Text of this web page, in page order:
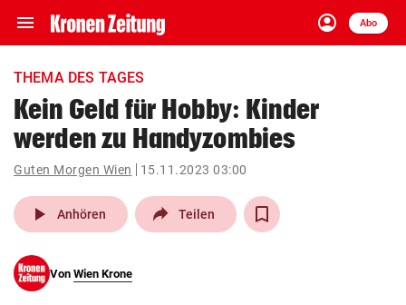
menu Navigation
ein-/ausklappen
account_circle
Anmelden
Abo
close Schließen
account_circle Anmelden
arrow_right
pin_drop
Wien arrow_right
THEMA DES TAGES
Kein Geld für Hobby: Kinder
werden zu Handyzombies
Guten Morgen Wien 15.11.2023 03:00
play_arrow Anhören Teilen
Von Wien Krone